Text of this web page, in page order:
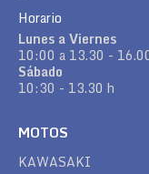
Horario
Lunes a Viernes
10:00 a 13.30 -
Sábado
10:30 - 13.30 h
MOTOS
KAWASAKI